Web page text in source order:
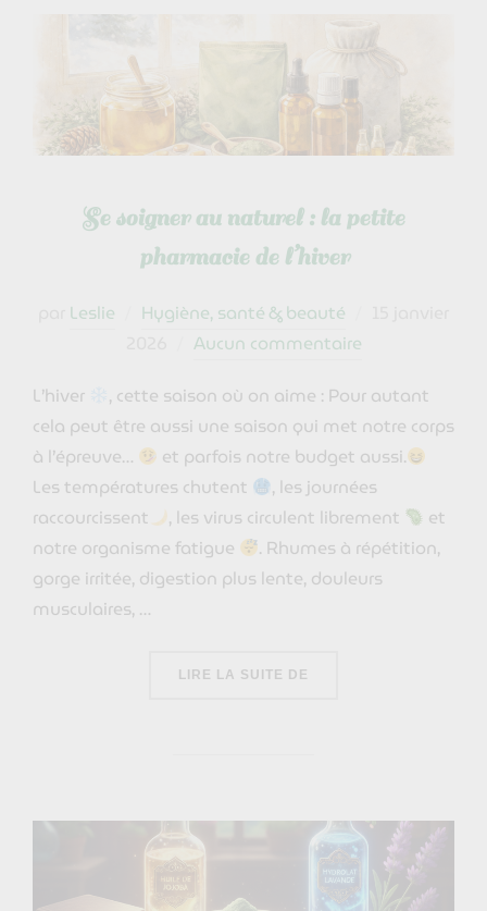
Se soigner au naturel : la petite
pharmacie de l’hiver
Leslie Hygiène, santé & beauté
Aucun commentaire
L’hiver
, cette saison où on aime : Pour autant
cela peut être aussi une saison qui met notre corps
à l’épreuve…
et parfois notre budget aussi.
Les températures chutent
, les journées
raccourcissent
, les virus circulent librement
et
notre organisme fatigue
. Rhumes à répétition,
gorge irritée, digestion plus lente, douleurs
musculaires, …
LIRE LA SUITE DE